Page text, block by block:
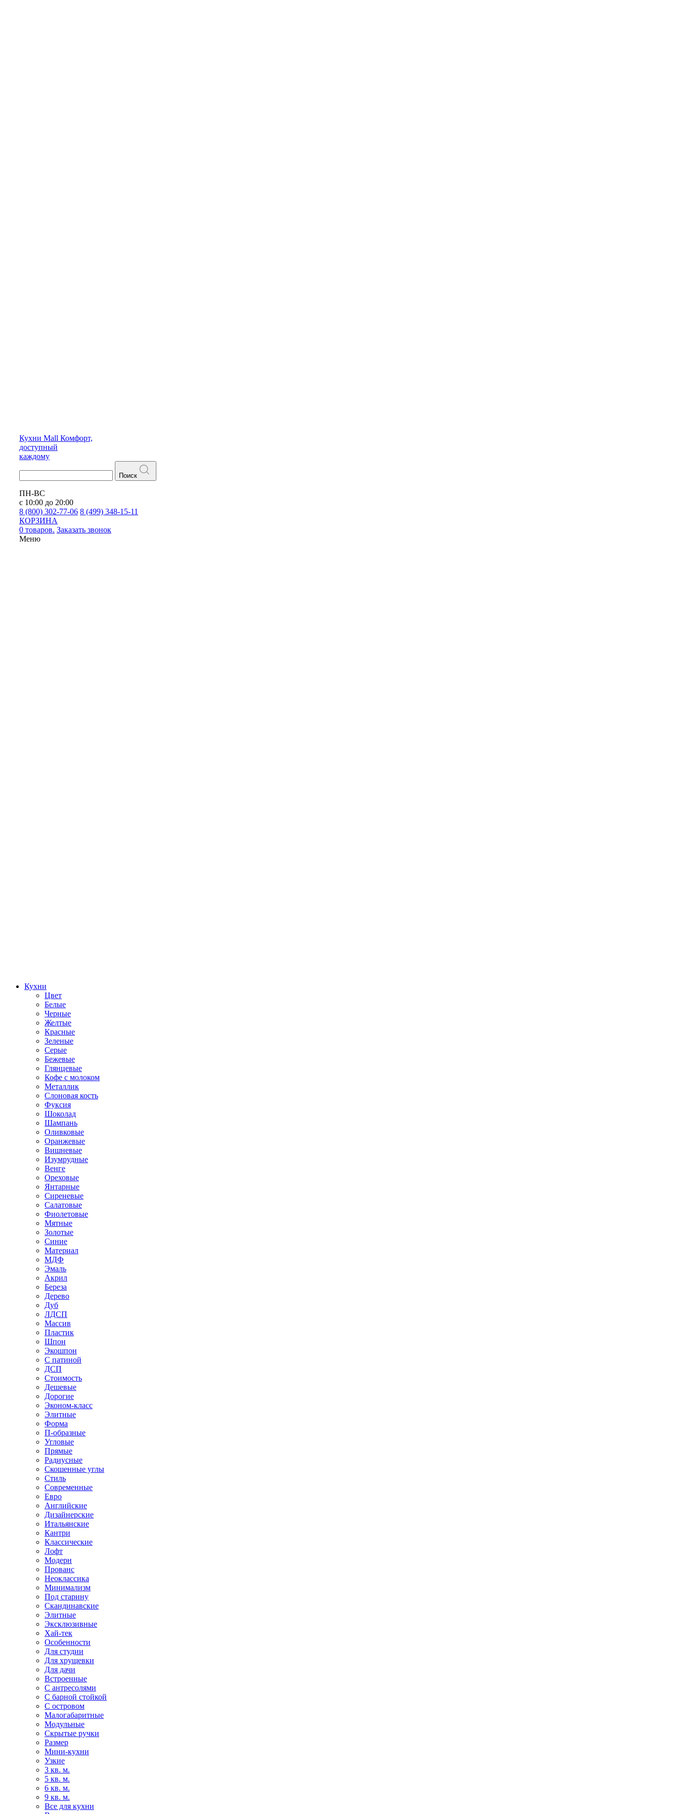
Кухни Mall Комфорт,
доступный
каждому
Поиск
ПН-ВС
с 10:00 до 20:00
8 (800) 302-77-06 8 (499) 348-15-11
КОРЗИНА
0 товаров. Заказать звонок
Меню
Кухни
Цвет
Белые
Черные
Желтые
Красные
Зеленые
Серые
Бежевые
Глянцевые
Кофе с молоком
Металлик
Слоновая кость
Фуксия
Шоколад
Шампань
Оливковые
Оранжевые
Вишневые
Изумрудные
Венге
Ореховые
Янтарные
Сиреневые
Салатовые
Фиолетовые
Мятные
Золотые
Синие
Материал
МДФ
Эмаль
Акрил
Береза
Дерево
Дуб
ЛДСП
Массив
Пластик
Шпон
Экошпон
С патиной
ДСП
Стоимость
Дешевые
Дорогие
Эконом-класс
Элитные
Форма
П-образные
Угловые
Прямые
Радиусные
Скошенные углы
Стиль
Современные
Евро
Английские
Дизайнерские
Итальянские
Кантри
Классические
Лофт
Модерн
Прованс
Неоклассика
Минимализм
Под старину
Скандинавские
Элитные
Эксклюзивные
Хай-тек
Особенности
Для студии
Для хрущевки
Для дачи
Встроенные
С антресолями
С барной стойкой
С островом
Малогабаритные
Модульные
Скрытые ручки
Размер
Мини-кухни
Узкие
3 кв. м.
5 кв. м.
6 кв. м.
9 кв. м.
Все для кухни